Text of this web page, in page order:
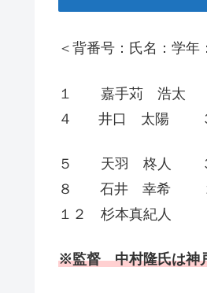
＜背番号：氏名：学年
１ 嘉手苅 浩太 ３
４ 井口 太陽 ３年
５ 天羽 柊人 ３
８ 石井 幸希 ２年
１２ 杉本真紀人
※監督 中村隆氏は神